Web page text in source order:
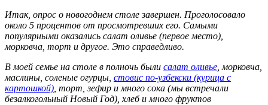
Итак, опрос о новогоднем столе завершен. Проголосовало
около 5 процентов от просмотревших его. Самыми
популярными оказались салат оливье (первое место),
морковча, торт и другое. Это справедливо.
В моей семье на столе в полночь были салат оливье , морковча,
маслины, соленые огурцы, стовис по-узбекски (курица с
картошкой) , торт, зефир и много сока (мы встречали
безалкогольный Новый Год), хлеб и много фруктов